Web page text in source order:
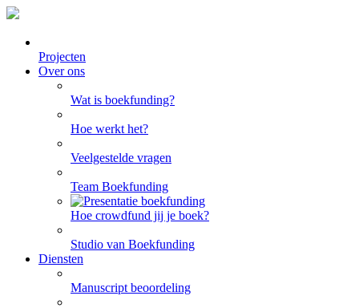
Projecten
Over ons
Wat is boekfunding?
Hoe werkt het?
Veelgestelde vragen
Team Boekfunding
Hoe crowdfund jij je boek?
Studio van Boekfunding
Diensten
Manuscript beoordeling